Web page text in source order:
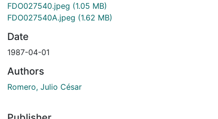
FDO027540.jpeg (1.05 MB)
FDO027540A.jpeg (1.62 MB)
Date
1987-04-01
Authors
Romero, Julio César